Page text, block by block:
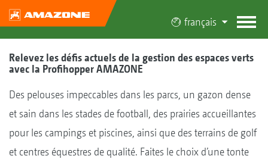
français
Relevez les défis actuels de la gestion des espaces verts
avec la Profihopper AMAZONE
Des pelouses impeccables dans les parcs, un gazon dense
et sain dans les stades de football, des prairies accueillantes
pour les campings et piscines, ainsi que des terrains de golf
et centres équestres de qualité. Faites le choix d’une tonte